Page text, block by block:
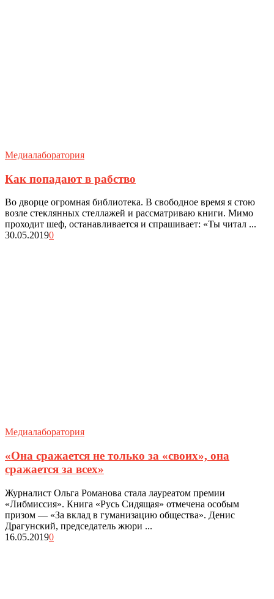
Медиалаборатория
Как попадают в рабство
Во дворце огромная библиотека. В свободное время я стою
возле стеклянных стеллажей и рассматриваю книги. Мимо
проходит шеф, останавливается и спрашивает: «Ты читал ...
30.05.20190
Медиалаборатория
«Она сражается не только за «своих», она
сражается за всех»
Журналист Ольга Романова стала лауреатом премии
«Либмиссия». Книга «Русь Сидящая» отмечена особым
призом — «За вклад в гуманизацию общества». Денис
Драгунский, председатель жюри ...
16.05.20190